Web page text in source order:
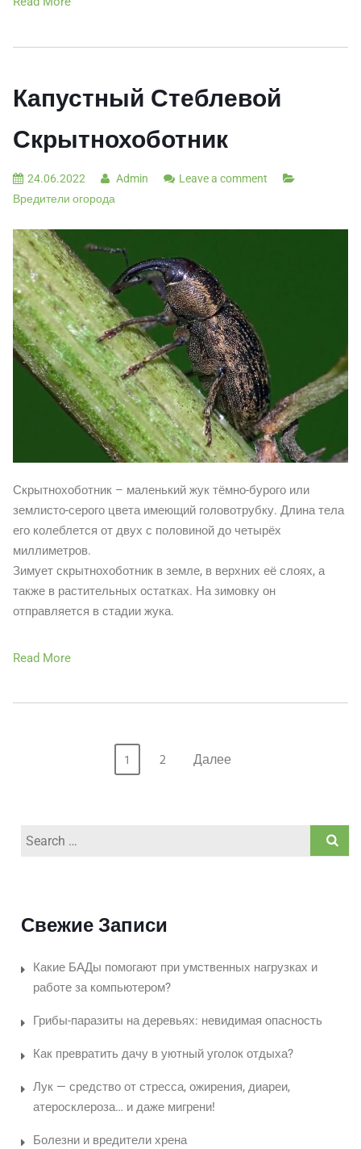
Капустный Стеблевой
Скрытнохоботник
24.06.2022 Admin
Leave a comment
Вредители огорода
Скрытнохоботник – маленький жук тёмно-бурого или
землисто-серого цвета имеющий головотрубку. Длина тела
его колеблется от двух с половиной до четырёх
миллиметров.
Зимует скрытнохоботник в земле, в верхних её слоях, а
также в растительных остатках. На зимовку он
отправляется в стадии жука.
Read More
Пагинация
1 2 Далее
Search
Свежие Записи
Какие БАДы помогают при умственных нагрузках и
работе за компьютером?
Грибы-паразиты на деревьях: невидимая опасность
Как превратить дачу в уютный уголок отдыха?
Лук — средство от стресса, ожирения, диареи,
атеросклероза… и даже мигрени!
Болезни и вредители хрена